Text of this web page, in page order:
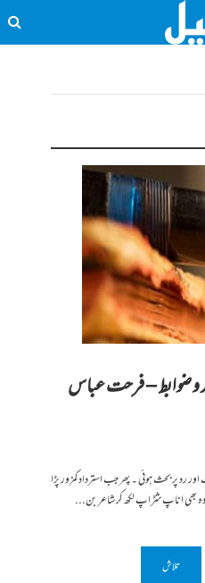
و ضوابط – فرحت عباس
رد پر بحث ہوئی ۔ پھر جب استرداد کمزور پڑا
بھی اناپ شڑاپ لکھ کر شاعر بن...
تلاش